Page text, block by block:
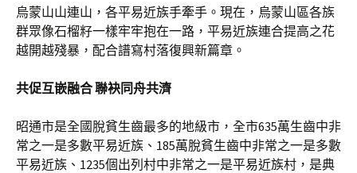
烏蒙山山連山，各平易近族手牽手。現在，烏蒙山區各族
群眾像石榴籽一樣牢牢抱在一路，平易近族連合提高之花
越開越殘暴，配合譜寫村落復興新篇章。
共促互嵌融合 聯袂同舟共濟
昭通市是全國脫貧生齒最多的地級市，全市635萬生齒中非
常之一是多數平易近族、185萬脫貧生齒中非常之一是多數
平易近族、1235個出列村中非常之一是平易近族村，是典